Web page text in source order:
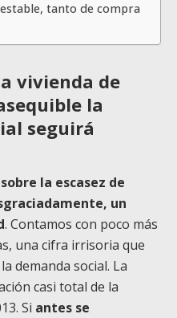
tanto de compra
vivienda de
la
seguirá
la escasez de
un
. Contamos con poco más
una cifra irrisoria que
demanda social. La
casi total de la
Si antes se